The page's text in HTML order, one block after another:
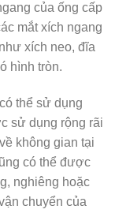
của ống cấp
mắt xích ngang
xích neo, đĩa
hình tròn.
thể sử dụng
sử dụng rộng rãi
không gian tại
có thể được
nghiêng hoặc
chuyển của